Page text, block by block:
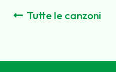
Tutte le canzoni